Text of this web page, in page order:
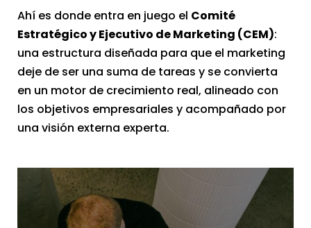
Ahí es donde entra en juego el Comité
Estratégico y Ejecutivo de Marketing (CEM):
una estructura diseñada para que el marketing
deje de ser una suma de tareas y se convierta
en un motor de crecimiento real, alineado con
los objetivos empresariales y acompañado por
una visión externa experta.